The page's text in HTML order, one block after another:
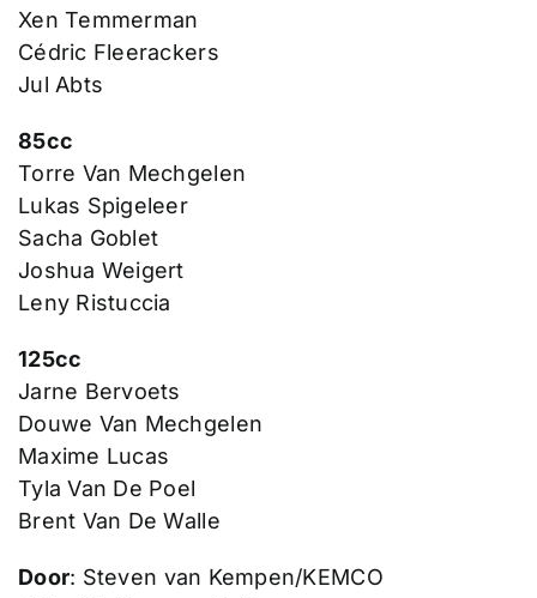
Xen Temmerman
Cédric Fleerackers
Jul Abts
85cc
Torre Van Mechgelen
Lukas Spigeleer
Sacha Goblet
Joshua Weigert
Leny Ristuccia
125cc
Jarne Bervoets
Douwe Van Mechgelen
Maxime Lucas
Tyla Van De Poel
Brent Van De Walle
Door: Steven van Kempen/KEMCO